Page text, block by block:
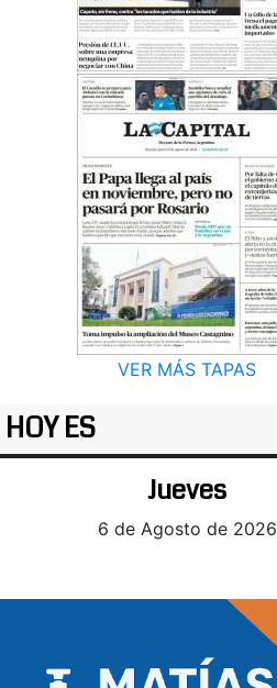
VER MÁS TAPAS
HOY ES
Jueves
6 de Agosto de 2026